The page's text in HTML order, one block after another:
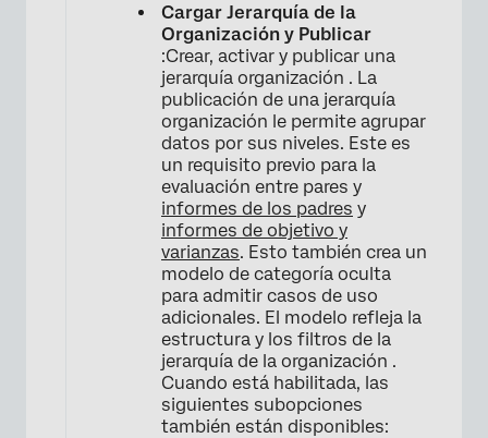
Cargar Jerarquía de la
Organización y Publicar
:Crear, activar y publicar una
jerarquía organización . La
publicación de una jerarquía
organización le permite agrupar
datos por sus niveles. Este es
un requisito previo para la
evaluación entre pares y
informes de los padres y
informes de objetivo y
varianzas. Esto también crea un
modelo de categoría oculta
para admitir casos de uso
adicionales. El modelo refleja la
estructura y los filtros de la
jerarquía de la organización .
Cuando está habilitada, las
siguientes subopciones
también están disponibles: